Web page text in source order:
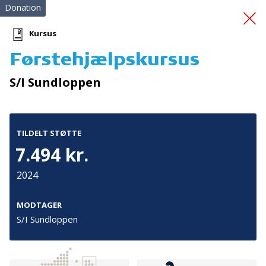
Effektiv stressreduktion
Donation
Kursus
Førstehjælpskursus
S/I Sundloppen
TILDELT STØTTE
7.494 kr.
2024
MODTAGER
S/I Sundloppen
Tilmeld nyhedsbrev
De seneste nyheder om TrygFondens og TryghedsGruppens
aktiviteter direkte i din indbakke.
Tilmeld